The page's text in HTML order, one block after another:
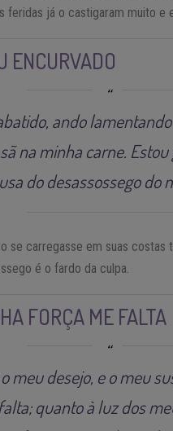
já o castigaram muito e
ENCURVADO
ando
na minha carne.
do desassossego do
se carregasse em suas costas
é o fardo da culpa.
FORÇA ME FALTA
meu desejo, e o meu
quanto à luz dos